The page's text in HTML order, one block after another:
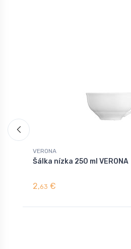
VERONA
Šálka nízka 250 ml VERONA
2,63 €